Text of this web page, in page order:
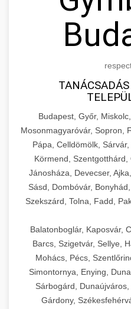
Budapest, Győr,
Mosonmagyaróvár, Sopron,
Pápa, Celldömölk,
Körmend, Szentgotthárd,
Jánosháza, Devecser,
Sásd, Dombóvár,
Szekszárd, Tolna, Fadd,
Balatonboglár, Kaposvár,
Barcs, Szigetvár, Sellye,
Mohács, Pécs,
Simontornya, Enying,
Sárbogárd,
Gárdony,